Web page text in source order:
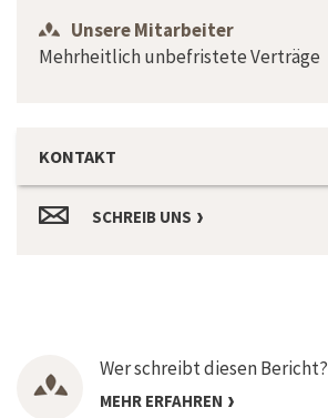
Unsere Mitarbeiter
Mehrheitlich unbefristete Verträge
KONTAKT
SCHREIB UNS
Wer schreibt diesen Bericht?
MEHR ERFAHREN